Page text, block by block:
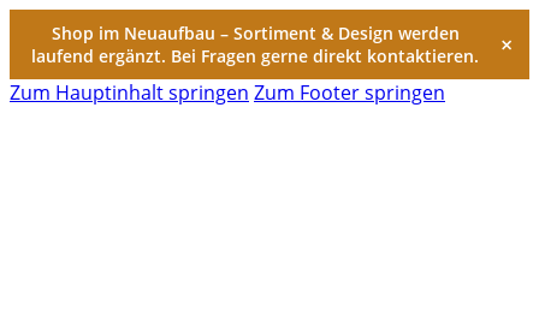
Shop im Neuaufbau – Sortiment & Design werden
laufend ergänzt. Bei Fragen gerne direkt kontaktieren.
×
Zum Hauptinhalt springen Zum Footer springen